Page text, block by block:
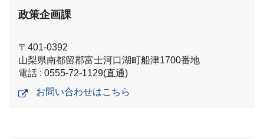
政策企画課
〒401-0392
山梨県南都留郡富士河口湖町船津1700番地
電話 : 0555-72-1129(直通)
お問い合わせはこちら